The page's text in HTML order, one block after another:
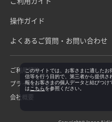
操作ガイド
よくあるご質問・お問い合わせ
ご利用規約
プライバシーポリシー
会社概要
このサイトでは、お客さまに適した
信等を行う目的で、第三者から提供
報をお客さまの個人データと結びつけ
は こちらを参照ください。